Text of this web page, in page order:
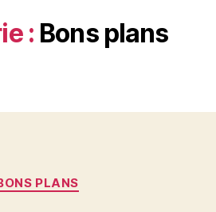
: Bons plans
Catégories
PLANS